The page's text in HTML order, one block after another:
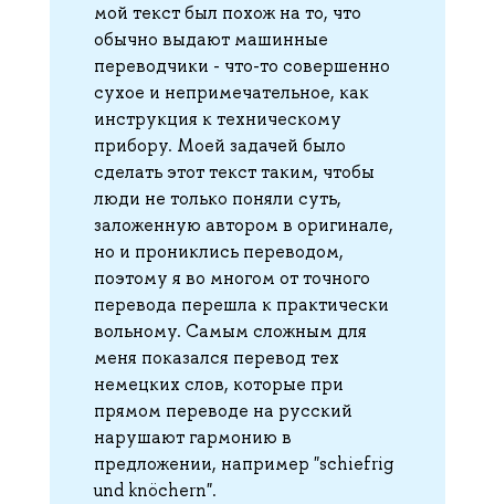
мой текст был похож на то, что
обычно выдают машинные
переводчики - что-то совершенно
сухое и непримечательное, как
инструкция к техническому
прибору. Моей задачей было
сделать этот текст таким, чтобы
люди не только поняли суть,
заложенную автором в оригинале,
но и прониклись переводом,
поэтому я во многом от точного
перевода перешла к практически
вольному. Самым сложным для
меня показался перевод тех
немецких слов, которые при
прямом переводе на русский
нарушают гармонию в
предложении, например "schiefrig
und knöchern".